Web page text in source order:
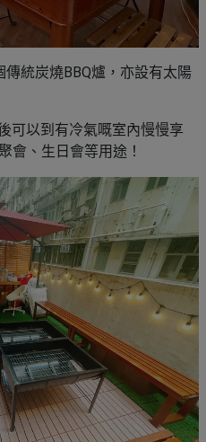
統炭燒BBQ爐，亦設有太陽
可以到有冷氣嘅室內慢慢享
會、生日會等用途！